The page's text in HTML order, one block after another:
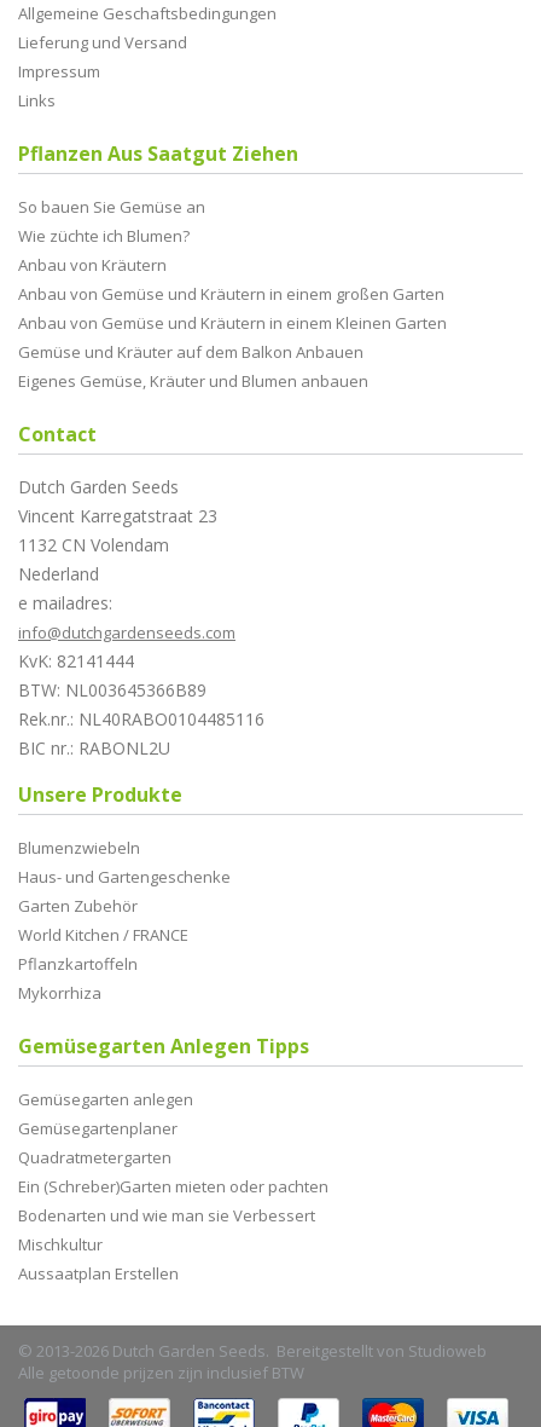
Allgemeine Geschaftsbedingungen
Lieferung und Versand
Impressum
Links
Pflanzen Aus Saatgut Ziehen
So bauen Sie Gemüse an
Wie züchte ich Blumen?
Anbau von Kräutern
Anbau von Gemüse und Kräutern in einem großen Garten
Anbau von Gemüse und Kräutern in einem Kleinen Garten
Gemüse und Kräuter auf dem Balkon Anbauen
Eigenes Gemüse, Kräuter und Blumen anbauen
Contact
Dutch Garden Seeds
Vincent Karregatstraat 23
1132 CN Volendam
Nederland
e mailadres:
info@dutchgardenseeds.com
KvK: 82141444
BTW: NL003645366B89
Rek.nr.: NL40RABO0104485116
BIC nr.: RABONL2U
Unsere Produkte
Blumenzwiebeln
Haus- und Gartengeschenke
Garten Zubehör
World Kitchen / FRANCE
Pflanzkartoffeln
Mykorrhiza
Gemüsegarten Anlegen Tipps
Gemüsegarten anlegen
Gemüsegartenplaner
Quadratmetergarten
Ein (Schreber)Garten mieten oder pachten
Bodenarten und wie man sie Verbessert
Mischkultur
Aussaatplan Erstellen
© 2013-2026 Dutch Garden Seeds. Bereitgestellt von Studioweb
Alle getoonde prijzen zijn inclusief BTW